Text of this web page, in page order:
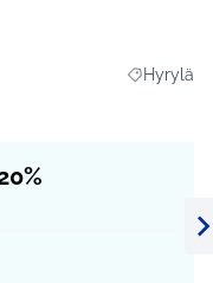
Rajaa
Hyrylä